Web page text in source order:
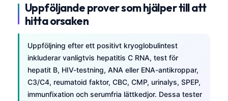
Uppföljande prover som hjälper till att
hitta orsaken
Uppföljning efter ett positivt kryoglobulintest
inkluderar vanligtvis hepatitis C RNA, test för
hepatit B, HIV-testning, ANA eller ENA-antikroppar,
C3/C4, reumatoid faktor, CBC, CMP, urinalys, SPEP,
immunfixation och serumfria lättkedjor. Dessa tester
ไทย
ဗမာစာ
ភាសាខ្មែរ
Kiswahili
አማርኛ
Українська